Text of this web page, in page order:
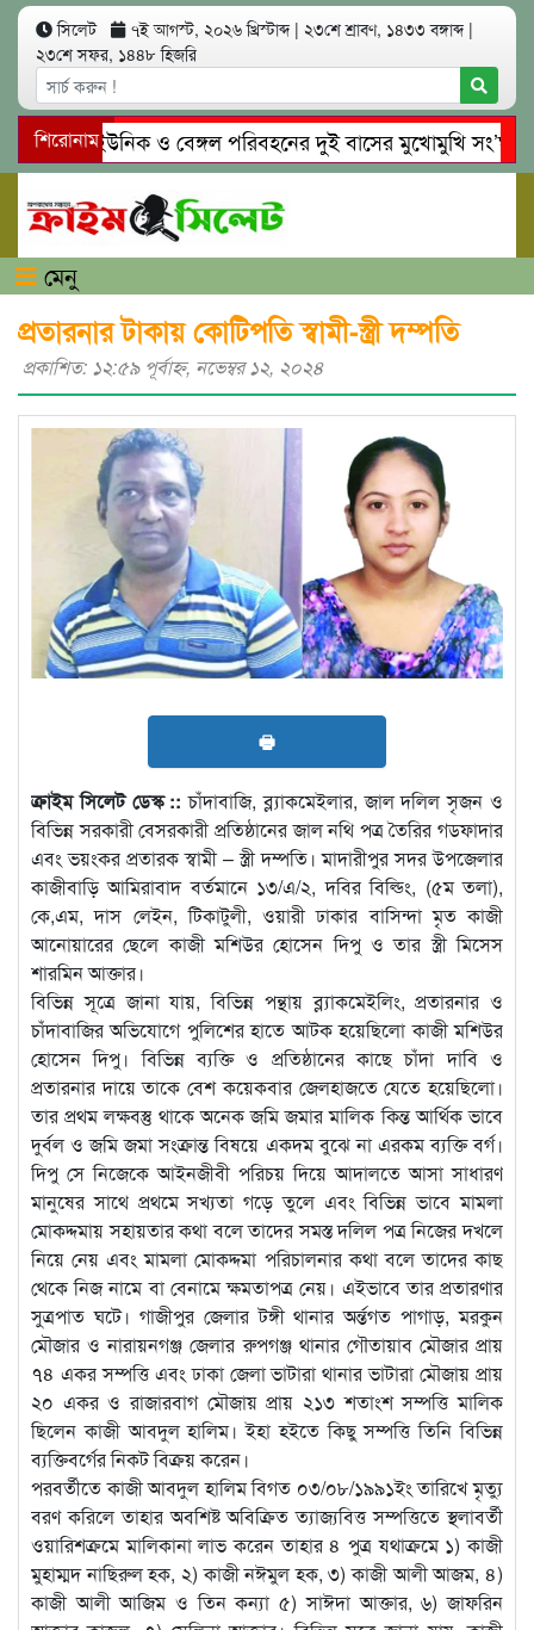
সিলেট ৭ই আগস্ট, ২০২৬ খ্রিস্টাব্দ | ২৩শে শ্রাবণ, ১৪৩৩ বঙ্গাব্দ |
২৩শে সফর, ১৪৪৮ হিজরি
শিরোনাম
ইউনিক ও বেঙ্গল পরিবহনের দুই বাসের মুখোমুখি সং’ঘ’র্ষে
প্রেমের ফাঁদে তরুণী পাচার: মাদকাসক্ত রিমালকে
মেনু
প্রতারনার টাকায় কোটিপতি স্বামী-স্ত্রী দম্পতি
প্রকাশিত: ১২:৫৯ পূর্বাহ্ণ, নভেম্বর ১২, ২০২৪
🖶
ক্রাইম সিলেট ডেস্ক :: চাঁদাবাজি, ব্ল‍্যাকমেইলার, জাল দলিল সৃজন ও
বিভিন্ন সরকারী বেসরকারী প্রতিষ্ঠানের জাল নথি পত্র তৈরির গডফাদার
এবং ভয়ংকর প্রতারক স্বামী – স্ত্রী দম্পতি। মাদারীপুর সদর উপজেলার
কাজীবাড়ি আমিরাবাদ বর্তমানে ১৩/এ/২, দবির বিল্ডিং, (৫ম তলা),
কে,এম, দাস লেইন, টিকাটুলী, ওয়ারী ঢাকার বাসিন্দা মৃত কাজী
আনোয়ারের ছেলে কাজী মশিউর হোসেন দিপু ও তার স্ত্রী মিসেস
শারমিন আক্তার।
বিভিন্ন সূত্রে জানা যায়, বিভিন্ন পন্থায় ব্ল‍্যাকমেইলিং, প্রতারনার ও
চাঁদাবাজির অভিযোগে পুলিশের হাতে আটক হয়েছিলো কাজী মশিউর
হোসেন দিপু। বিভিন্ন ব্যক্তি ও প্রতিষ্ঠানের কাছে চাঁদা দাবি ও
প্রতারনার দায়ে তাকে বেশ কয়েকবার জেলহাজতে যেতে হয়েছিলো।
তার প্রথম লক্ষবস্তু থাকে অনেক জমি জমার মালিক কিন্ত আর্থিক ভাবে
দুর্বল ও জমি জমা সংক্রান্ত বিষয়ে একদম বুঝে না এরকম ব্যক্তি বর্গ।
দিপু সে নিজেকে আইনজীবী পরিচয় দিয়ে আদালতে আসা সাধারণ
মানুষের সাথে প্রথমে সখ্যতা গড়ে তুলে এবং বিভিন্ন ভাবে মামলা
মোকদ্দমায় সহায়তার কথা বলে তাদের সমস্ত দলিল পত্র নিজের দখলে
নিয়ে নেয় এবং মামলা মোকদ্দমা পরিচালনার কথা বলে তাদের কাছ
থেকে নিজ নামে বা বেনামে ক্ষমতাপত্র নেয়। এইভাবে তার প্রতারণার
সুত্রপাত ঘটে। গাজীপুর জেলার টঙ্গী থানার অর্ন্তগত পাগাড়, মরকুন
মৌজার ও নারায়নগঞ্জ জেলার রুপগঞ্জ থানার গৌতায়াব মৌজার প্রায়
৭৪ একর সম্পত্তি এবং ঢাকা জেলা ভাটারা থানার ভাটারা মৌজায় প্রায়
২০ একর ও রাজারবাগ মৌজায় প্রায় ২১৩ শতাংশ সম্পত্তি মালিক
ছিলেন কাজী আবদুল হালিম। ইহা হইতে কিছু সম্পত্তি তিনি বিভিন্ন
ব্যক্তিবর্গের নিকট বিক্রয় করেন।
পরবর্তীতে কাজী আবদুল হালিম বিগত ০৩/০৮/১৯৯১ইং তারিখে মৃত্যু
বরণ করিলে তাহার অবশিষ্ট অবিক্রিত ত্যাজ্যবিত্ত সম্পত্তিতে স্থলাবর্তী
ওয়ারিশক্রমে মালিকানা লাভ করেন তাহার ৪ পুত্র যথাক্রমে ১) কাজী
মুহাম্মদ নাছিরুল হক, ২) কাজী নঈমুল হক, ৩) কাজী আলী আজম, ৪)
কাজী আলী আজিম ও তিন কন্যা ৫) সাঈদা আক্তার, ৬) জাফরিন